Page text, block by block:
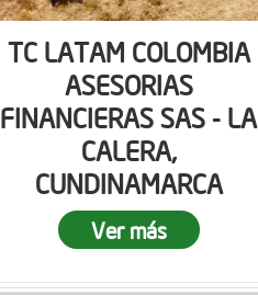
TC LATAM COLOMBIA
ASESORIAS
FINANCIERAS SAS - LA
CALERA,
CUNDINAMARCA
Ver más